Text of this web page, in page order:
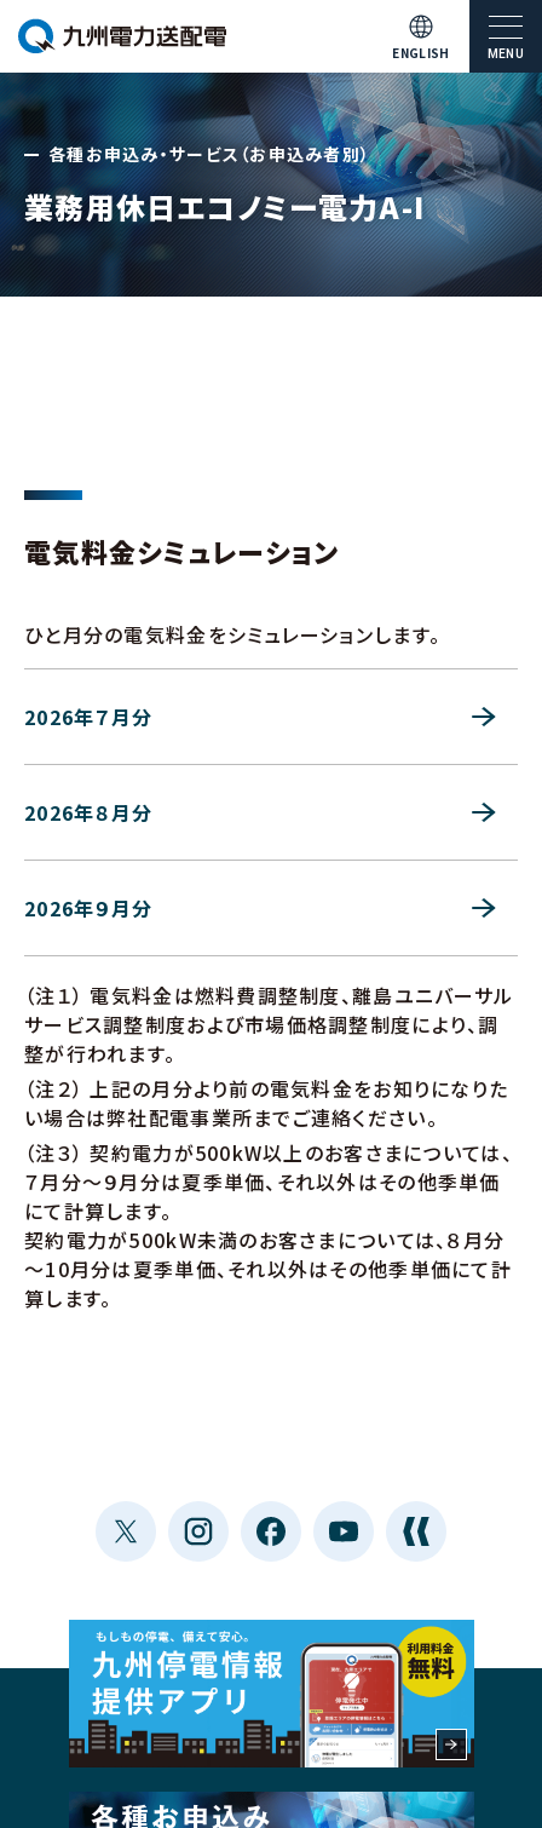
ENGLISH MENU
各種お申込み・サービス（お申込み者別）
業務用休日エコノミー電力A-I
電気料金シミュレーション
ひと月分の電気料金をシミュレーションします。
2026年７月分
2026年８月分
2026年９月分
（注１） 電気料金は燃料費調整制度、離島ユニバーサル
サービス調整制度および市場価格調整制度により、調
整が行われます。
（注２） 上記の月分より前の電気料金をお知りになりた
い場合は弊社配電事業所までご連絡ください。
（注３） 契約電力が500kW以上のお客さまについては、
７月分～９月分は夏季単価、それ以外はその他季単価
にて計算します。
契約電力が500kW未満のお客さまについては、８月分
～10月分は夏季単価、それ以外はその他季単価にて計
算します。